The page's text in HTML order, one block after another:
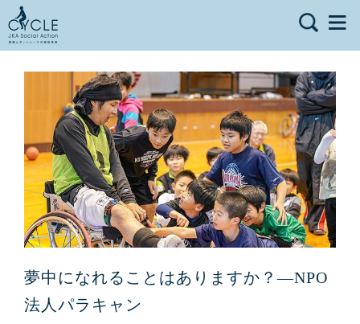
夢中になれることはありますか？—NPO
法人パラキャン